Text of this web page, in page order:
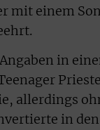
mit einem
in
allerdings
in